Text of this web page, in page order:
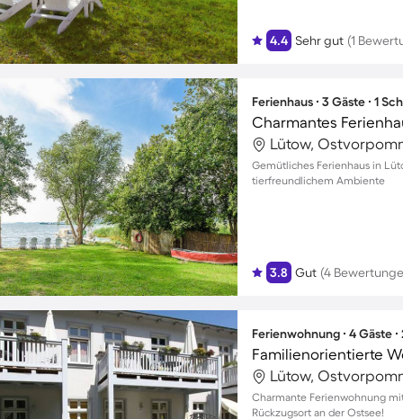
4.4 Sehr gut (1
Ferienhaus ∙ 3 Gäste ∙ 1
Lütow,
Gemütliches Ferienhaus in
tierfreundlichem Ambiente
3.8 Gut (4
Ferienwohnung ∙ 4 Gäste
Familienorientierte
Lütow,
Charmante Ferienwohnung
Rückzugsort an der Ostsee!